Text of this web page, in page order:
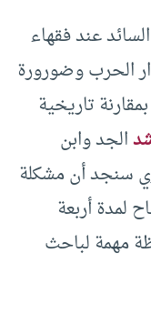
عند فقهاء
الحرب وضورورة
تاريخية
الجد وابن
سنجد أن مشكلة
لمدة أربعة
مهمة لباحث